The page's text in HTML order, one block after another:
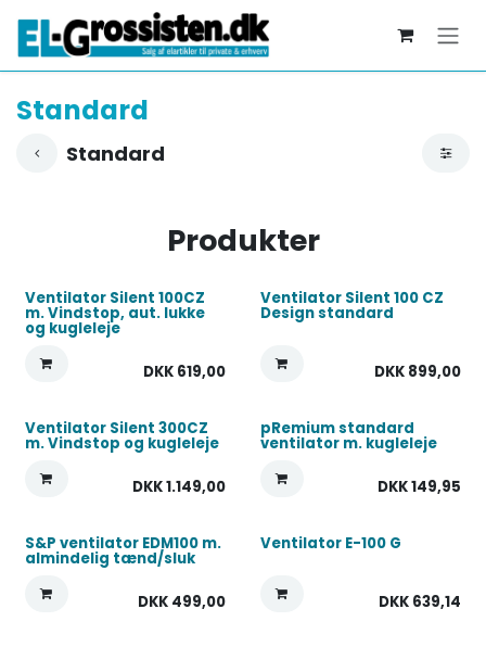
Standard
Standard
Produkter
Ventilator Silent 100CZ
m. Vindstop, aut. lukke
og kugleleje
DKK 619,00
Ventilator Silent 100 CZ
Design standard
DKK 899,00
Ventilator Silent 300CZ
m. Vindstop og kugleleje
DKK1.149,00
pRemium standard
ventilator m. kugleleje
DKK149,95
S&P ventilator EDM100 m.
almindelig tænd/sluk
DKK 499,00
Ventilator E-100 G
DKK 639,14